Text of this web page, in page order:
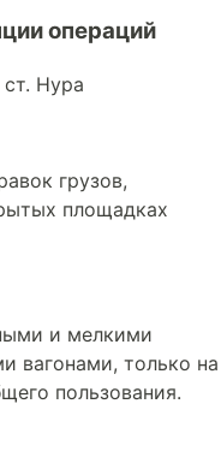
операций
Нура
грузов,
площадках
и мелкими
вагонами, только на
пользования.